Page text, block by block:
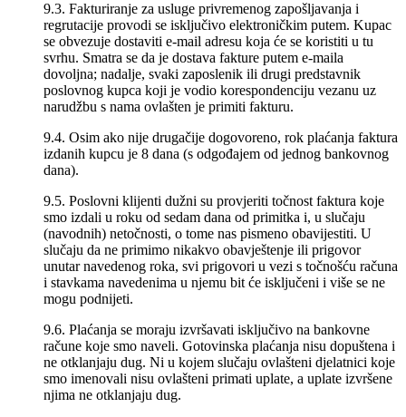
9.3. Fakturiranje za usluge privremenog zapošljavanja i
regrutacije provodi se isključivo elektroničkim putem. Kupac
se obvezuje dostaviti e-mail adresu koja će se koristiti u tu
svrhu. Smatra se da je dostava fakture putem e-maila
dovoljna; nadalje, svaki zaposlenik ili drugi predstavnik
poslovnog kupca koji je vodio korespondenciju vezanu uz
narudžbu s nama ovlašten je primiti fakturu.
9.4. Osim ako nije drugačije dogovoreno, rok plaćanja faktura
izdanih kupcu je 8 dana (s odgođajem od jednog bankovnog
dana).
9.5. Poslovni klijenti dužni su provjeriti točnost faktura koje
smo izdali u roku od sedam dana od primitka i, u slučaju
(navodnih) netočnosti, o tome nas pismeno obavijestiti. U
slučaju da ne primimo nikakvo obavještenje ili prigovor
unutar navedenog roka, svi prigovori u vezi s točnošću računa
i stavkama navedenima u njemu bit će isključeni i više se ne
mogu podnijeti.
9.6. Plaćanja se moraju izvršavati isključivo na bankovne
račune koje smo naveli. Gotovinska plaćanja nisu dopuštena i
ne otklanjaju dug. Ni u kojem slučaju ovlašteni djelatnici koje
smo imenovali nisu ovlašteni primati uplate, a uplate izvršene
njima ne otklanjaju dug.